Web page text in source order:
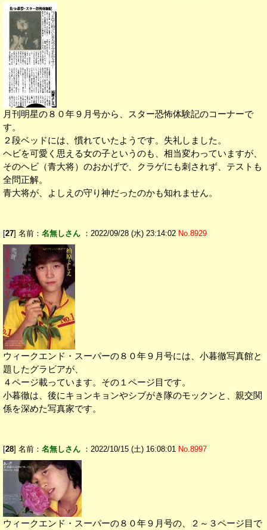
月刊明星の８０年９月号から、スター恐怖体験記のコーナーで
す。
２段ベッドには、慣れていたようです。失礼しました。
ヘビを可愛く思える女の子というのも、相当変わっていますが、
そのヘビ（青大将）のおかげで、クラゲにも刺されず、テストも
全問正解。
青大将が、よしえの守り神だったのかも知れません。
[27] 名前： 名無しさん ：2022/09/28 (水) 23:14:02 No.8929
ウィークエンド・スーパーの８０年９月号には、小暮徹写真館と
題したグラビアが、
４ページ載っています。その１ページ目です。
小暮徹は、後にキョンキョンやシブがき隊のモックンと、親交関
係を深めた写真家です。
[28] 名前： 名無しさん ：2022/10/15 (土) 16:08:01 No.8997
ウィークエンド・スーパーの８０年９月号の、２～３ページ目で